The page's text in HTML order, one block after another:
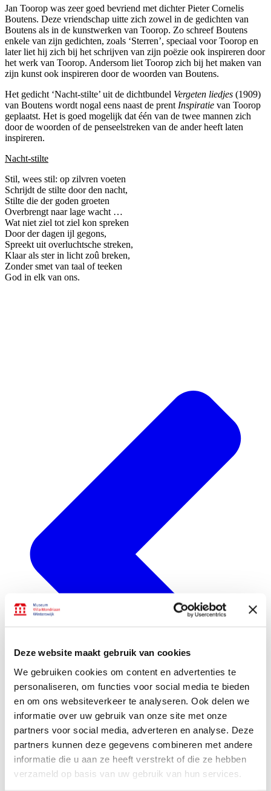
Deze website maakt gebruik van cookies
We gebruiken cookies om content en advertenties te
personaliseren, om functies voor social media te bieden
en om ons websiteverkeer te analyseren. Ook delen we
informatie over uw gebruik van onze site met onze
partners voor social media, adverteren en analyse. Deze
partners kunnen deze gegevens combineren met andere
informatie die u aan ze heeft verstrekt of die ze hebben
verzameld op basis van uw gebruik van hun services.
Jan Toorop was zeer goed bevriend met dichter Pieter Cornelis
Boutens. Deze vriendschap uitte zich zowel in de gedichten van
Boutens als in de kunstwerken van Toorop. Zo schreef Boutens
enkele van zijn gedichten, zoals ‘Sterren’, speciaal voor Toorop en
later liet hij zich bij het schrijven van zijn poëzie ook inspireren door
het werk van Toorop. Andersom liet Toorop zich bij het maken van
zijn kunst ook inspireren door de woorden van Boutens.
Het gedicht ‘Nacht-stilte’ uit de dichtbundel Vergeten liedjes (1909)
van Boutens wordt nogal eens naast de prent Inspiratie van Toorop
geplaatst. Het is goed mogelijk dat één van de twee mannen zich
door de woorden of de penseelstreken van de ander heeft laten
inspireren.
Nacht-stilte
Stil, wees stil: op zilvren voeten
Schrijdt de stilte door den nacht,
Stilte die der goden groeten
Overbrengt naar lage wacht …
Wat niet ziel tot ziel kon spreken
Door der dagen ijl gegons,
Spreekt uit overluchtsche streken,
Klaar als ster in licht zoû breken,
Zonder smet van taal of teeken
God in elk van ons.